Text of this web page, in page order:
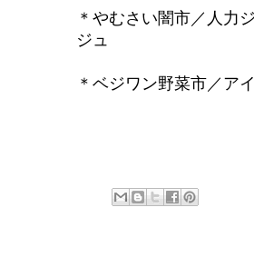
＊やむさい闇市／人力
ジュ
＊ベジワン野菜市／ア